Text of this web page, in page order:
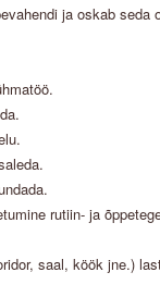
ja oskab seda
rutiin- ja
saal, köök jne.)